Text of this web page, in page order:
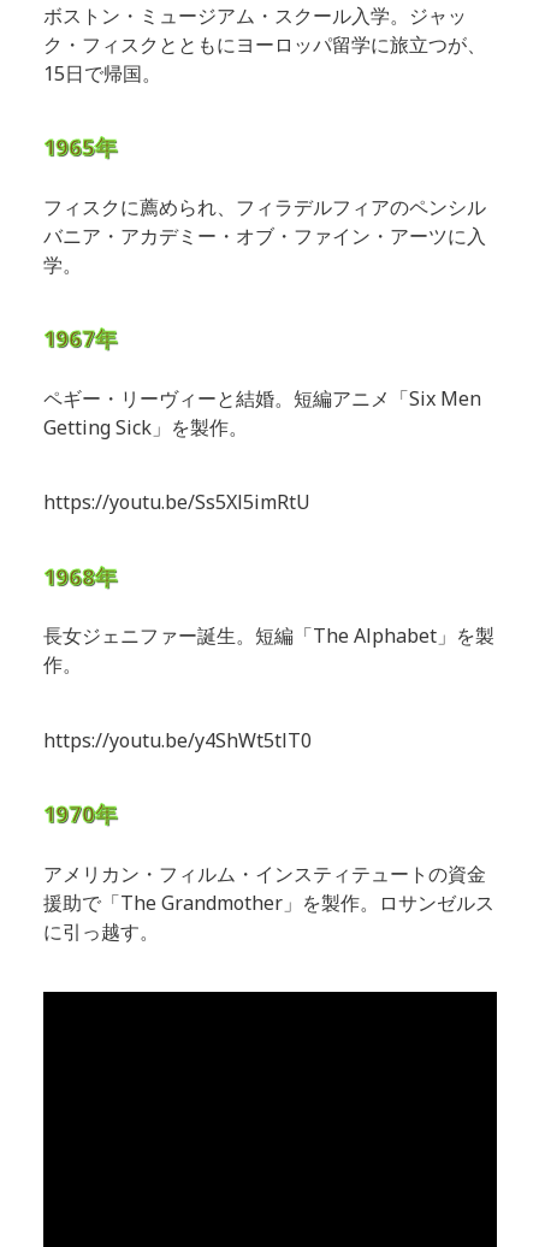
ボストン・ミュージアム・スクール入学。ジャッ
ク・フィスクとともにヨーロッパ留学に旅立つが、
15日で帰国。
1965年
フィスクに薦められ、フィラデルフィアのペンシル
バニア・アカデミー・オブ・ファイン・アーツに入
学。
1967年
ペギー・リーヴィーと結婚。短編アニメ「Six Men
Getting Sick」を製作。
https://youtu.be/Ss5Xl5imRtU
1968年
長女ジェニファー誕生。短編「The Alphabet」を製
作。
https://youtu.be/y4ShWt5tlT0
1970年
アメリカン・フィルム・インスティテュートの資金
援助で「The Grandmother」を製作。ロサンゼルス
に引っ越す。